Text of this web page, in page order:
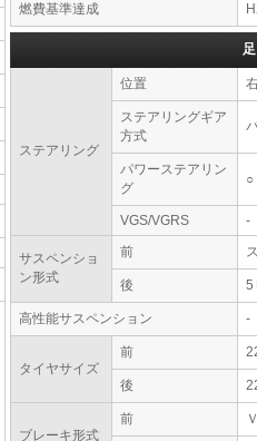
燃費基準達成
ステアリング
位置
ステアリングギア
方式
パワーステアリン
グ
○
VGS/VGRS -
サスペンショ
ン形式
前
後 5
高性能サスペンション -
タイヤサイズ
前
後
ブレーキ形式
前